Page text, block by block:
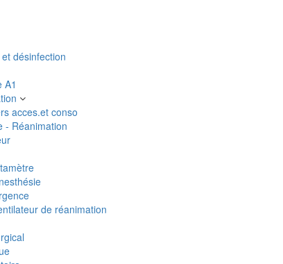
désinfection
A1
acces.et conso
- Réanimation
de réanimation